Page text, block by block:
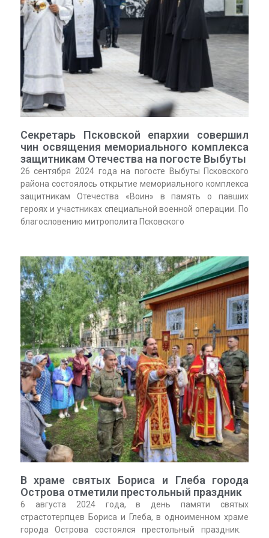
Секретарь Псковской епархии совершил
чин освящения мемориального комплекса
защитникам Отечества на погосте Выбуты
26 сентября 2024 года на погосте Выбуты Псковского
района состоялось открытие мемориального комплекса
защитникам Отечества «Воин» в память о павших
героях и участниках специальной военной операции. По
благословению митрополита Псковского
В храме святых Бориса и Глеба города
Острова отметили престольный праздник
6 августа 2024 года, в день памяти святых
страстотерпцев Бориса и Глеба, в одноименном храме
города Острова состоялся престольный праздник.